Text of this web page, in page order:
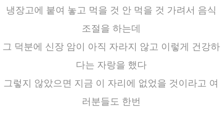
냉장고에 붙여 놓고 먹을 것 안 먹을 것 가려서 음식
조절을 하는데
그 덕분에 신장 암이 아직 자라지 않고 이렇게 건강하
다는 자랑을 했다
그렇지 않았으면 지금 이 자리에 없었을 것이라고 여
러분들도 한번